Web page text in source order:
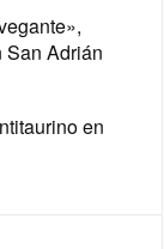
San Adrián
en